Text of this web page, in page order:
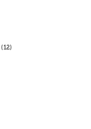
(12)